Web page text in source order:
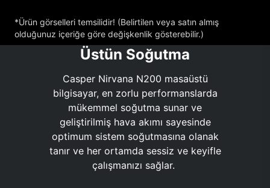
*Ürün görselleri temsilidir! (Belirtilen veya satın almış
olduğunuz içeriğe göre değişkenlik gösterebilir.)
Üstün Soğutma
Casper Nirvana N200 masaüstü
bilgisayar, en zorlu performanslarda
mükemmel soğutma sunar ve
geliştirilmiş hava akımı sayesinde
optimum sistem soğutmasına olanak
tanır ve her ortamda sessiz ve keyifle
çalışmanızı sağlar.